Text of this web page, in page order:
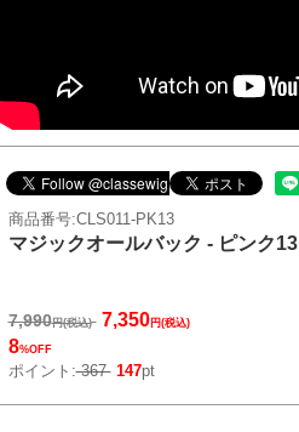
商品番号:CLS011-PK13
マジックオールバック - ピンク13
7,990円(税込) 7,350円(税込)
8%OFF
ポイント:367 147pt